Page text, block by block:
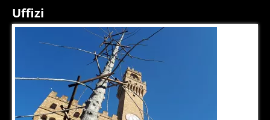
Uffizi